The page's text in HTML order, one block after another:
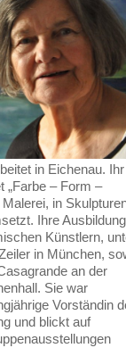
in Eichenau. Ihr
„Farbe – Form –
in
Ihre Ausbildung
Künstlern,
in München,
an der
Sie war
Vorständin
und blickt auf